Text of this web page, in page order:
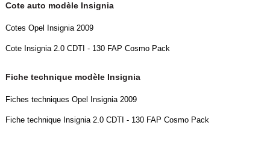
Verrouillage centralisé des portes
Verrouillage centralisé à distance
Vitres avant électriques
Sécurité
Opel Eye
– Reconnaissance panneaux de signalisation
Cote auto modèle Insignia
Cotes Opel Insignia 2009
Cote Insignia 2.0 CDTI - 130 FAP Cosmo Pack
Fiche technique modèle Insignia
Fiches techniques Opel Insignia 2009
Fiche technique Insignia 2.0 CDTI - 130 FAP Cosmo Pack